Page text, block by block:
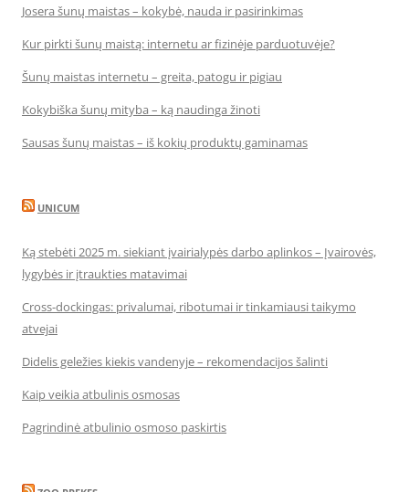
Josera šunų maistas – kokybė, nauda ir pasirinkimas
Kur pirkti šunų maistą: internetu ar fizinėje parduotuvėje?
Šunų maistas internetu – greita, patogu ir pigiau
Kokybiška šunų mityba – ką naudinga žinoti
Sausas šunų maistas – iš kokių produktų gaminamas
UNICUM
Ką stebėti 2025 m. siekiant įvairialypės darbo aplinkos – Įvairovės,
lygybės ir įtraukties matavimai
Cross-dockingas: privalumai, ribotumai ir tinkamiausi taikymo
atvejai
Didelis geležies kiekis vandenyje – rekomendacijos šalinti
Kaip veikia atbulinis osmosas
Pagrindinė atbulinio osmoso paskirtis